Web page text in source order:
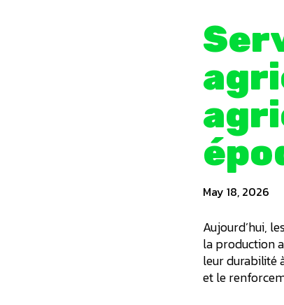
May 18, 2026
Aujourd’hui,
la production
leur durabilité
et le